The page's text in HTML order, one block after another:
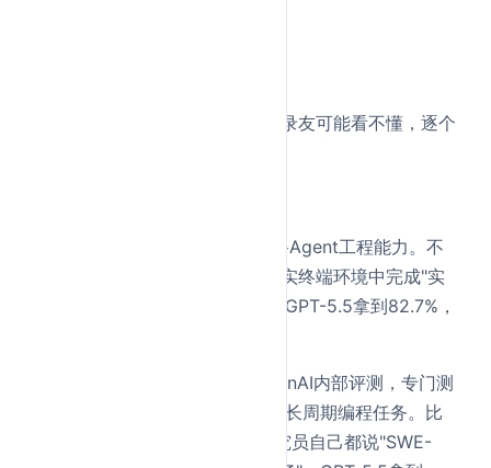
图里那些英文评测名字，大部分录友可能看不懂，逐个
——全链路Agent工程能力。不
是写一段代码就完事，而是在真实终端环境中完成"实
现→调试→验证"的完整工程链。GPT-5.5拿到82.7%，
——OpenAI内部评测，专门测
人类预估中位完成时间20小时的长周期编程任务。比
SWE-Bench难得多，Codex研究员自己都说"SWE-